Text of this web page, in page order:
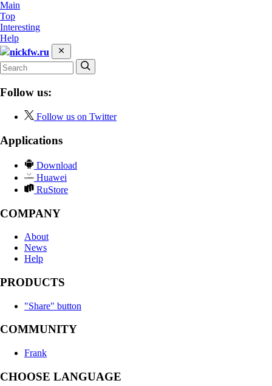
Main
Top
Interesting
Help
nickfw.ru
Follow us:
Follow us on Twitter
Applications
Download
Huawei
RuStore
COMPANY
About
News
Help
PRODUCTS
"Share" button
COMMUNITY
Frank
CHOOSE LANGUAGE